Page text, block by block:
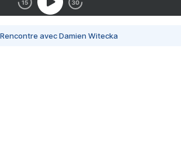
avec Damien Witecka